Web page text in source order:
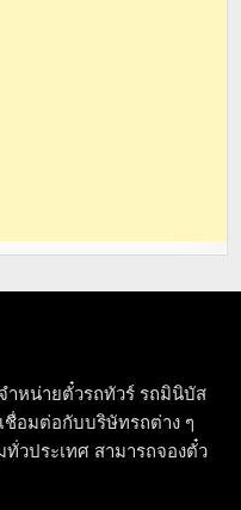
ำหน่ายตั๋วรถทัวร์ รถมินิบัส
อมต่อกับบริษัทรถต่าง ๆ
วประเทศ สามารถจองตั๋ว